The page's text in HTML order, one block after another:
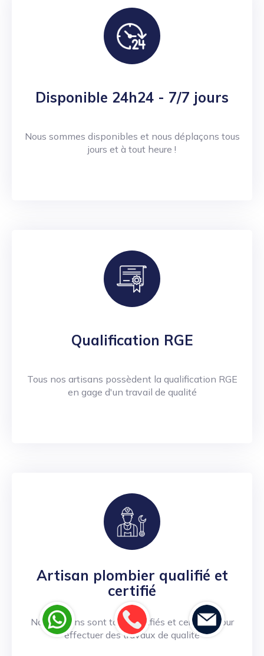
Disponible 24h24 - 7/7 jours
Nous sommes disponibles et nous déplaçons tous
jours et à tout heure !
Qualification RGE
Tous nos artisans possèdent la qualification RGE
en gage d'un travail de qualité
Artisan plombier qualifié et
certifié
Nos artisans sont tous qualifiés et certifiés pour
effectuer des travaux de qualité